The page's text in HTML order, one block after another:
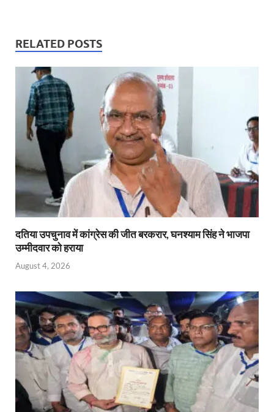
s
A
p
p
b
o
o
k
er
ie
n
dl
y
dI
n
RELATED POSTS
दतिया उपचुनाव में कांग्रेस की जीत बरकरार, घनश्याम सिंह ने भाजपा
उम्मीदवार को हराया
August 4, 2026